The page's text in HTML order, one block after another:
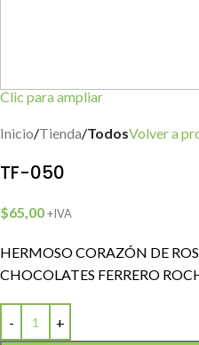
Clic para ampliar
Inicio Tienda TodosVolver a
TF-050
$65,00+IVA
HERMOSO CORAZÓN DE
CHOCOLATES FERRERO